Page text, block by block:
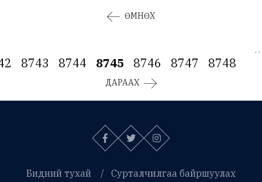
ӨМНӨХ
8743 8744 8745 8746 8747 8748
ДАРААХ
Бидний тухай
Сурталчилгаа байршуулах